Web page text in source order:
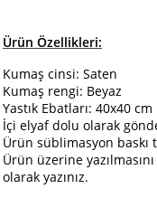
Ürün Özellikleri:
Kumaş cinsi: Saten
Kumaş rengi: Beyaz
Yastık Ebatları: 40x40 cm
İçi elyaf dolu olarak
Ürün süblimasyon baskı
Ürün üzerine
olarak yazınız.